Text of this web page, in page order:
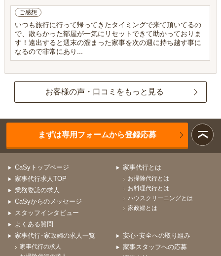
ご感想
いつも旅行に行って帰ってきたタイミングで来て頂いてるの
で、散らかった部屋が一気にリセットできて助かっておりま
す！遠出すると週末の溜まった家事を次の週に持ち越す事に
なるので非常にあり...
お客様の声・口コミをもっと見る
まずは専用フォームから登録応募
CaSyトップページ
家事代行求人TOP
業務委託の求人
CaSyからのメッセージ
スタッフインタビュー
よくある質問
家事代行とは
お掃除代行とは
お料理代行とは
ハウスクリーニングとは
家政婦とは
家事代行･家政婦の求人一覧
家事代行の求人
安心･安全への取り組み
家事スタッフへの応募